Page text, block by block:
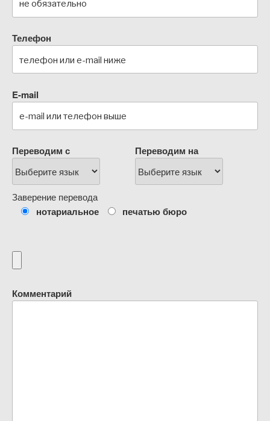
Телефон
E-mail
Переводим с Переводим на
Заверение перевода
нотариальное печатью бюро
Комментарий